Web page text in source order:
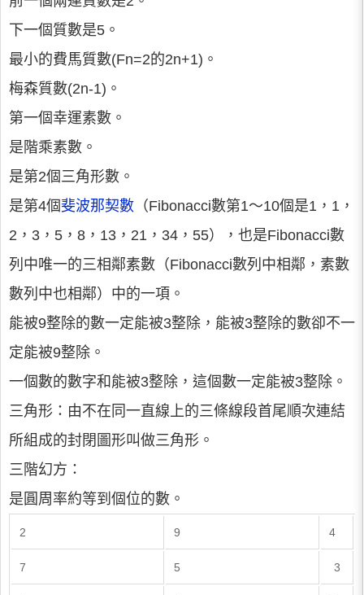
下一個質數是5。
最小的費馬質數(Fn=2的2n+1)。
梅森質數(2n-1)。
第一個幸運素數。
是階乘素數。
是第2個三角形數。
是第4個斐波那契數 （Fibonacci數第1～10個是1，1，
2，3，5，8，13，21，34，55），也是Fibonacci數
列中唯一的三相鄰素數（Fibonacci數列中相鄰，素數
數列中也相鄰）中的一項。
能被9整除的數一定能被3整除，能被3整除的數卻不一
定能被9整除。
一個數的數字和能被3整除，這個數一定能被3整除。
三角形：由不在同一直線上的三條線段首尾順次連結
所組成的封閉圖形叫做三角形。
三階幻方：
是圓周率約等到個位的數。
2 9 4
7 5 3